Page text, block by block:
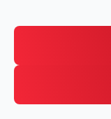
dependencias,